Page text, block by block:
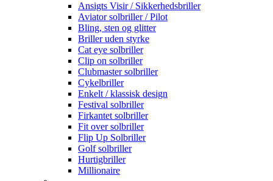
Ansigts Visir / Sikkerhedsbriller
Aviator solbriller / Pilot
Bling, sten og glitter
Briller uden styrke
Cat eye solbriller
Clip on solbriller
Clubmaster solbriller
Cykelbriller
Enkelt / klassisk design
Festival solbriller
Firkantet solbriller
Fit over solbriller
Flip Up Solbriller
Golf solbriller
Hurtigbriller
Millionaire